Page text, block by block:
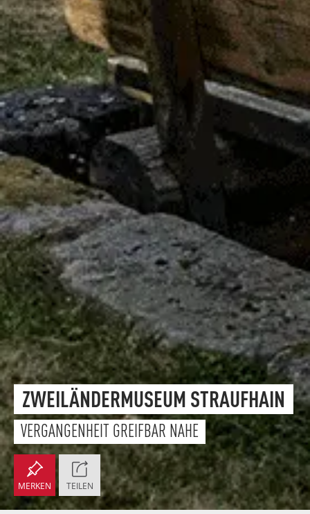
ZWEILÄNDERMUSEUM STRAUFHAIN
VERGANGENHEIT GREIFBAR NAHE
MERKEN TEILEN